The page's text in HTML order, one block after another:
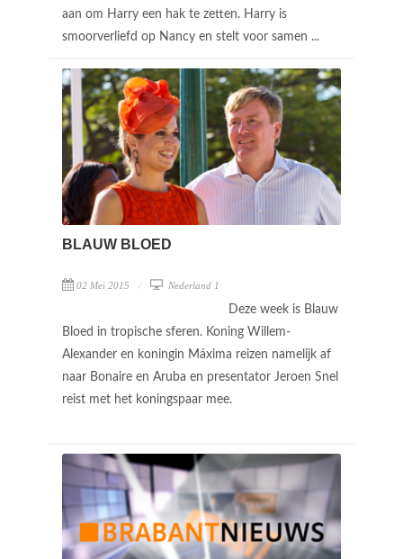
aan om Harry een hak te zetten. Harry is
smoorverliefd op Nancy en stelt voor samen ...
BLAUW BLOED
02 Mei 2015 Nederland 1
Deze week is Blauw
Bloed in tropische sferen. Koning Willem-
Alexander en koningin Máxima reizen namelijk af
naar Bonaire en Aruba en presentator Jeroen Snel
reist met het koningspaar mee.